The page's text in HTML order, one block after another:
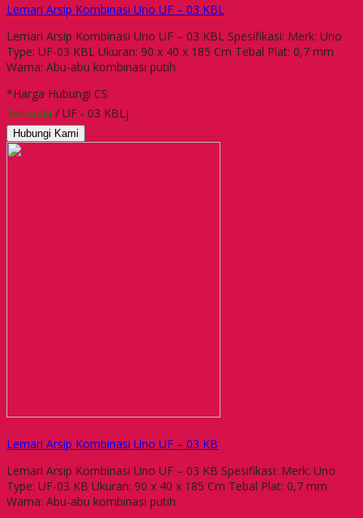
Lemari Arsip Kombinasi Uno UF – 03 KBL
Lemari Arsip Kombinasi Uno UF – 03 KBL Spesifikasi: Merk: Uno
Type: UF-03 KBL Ukuran: 90 x 40 x 185 Cm Tebal Plat: 0,7 mm
Warna: Abu-abu kombinasi putih
*Harga Hubungi CS
Tersedia / UF - 03 KBLj
Hubungi Kami
Lemari Arsip Kombinasi Uno UF – 03 KB
Lemari Arsip Kombinasi Uno UF – 03 KB Spesifikasi: Merk: Uno
Type: UF-03 KB Ukuran: 90 x 40 x 185 Cm Tebal Plat: 0,7 mm
Warna: Abu-abu kombinasi putih